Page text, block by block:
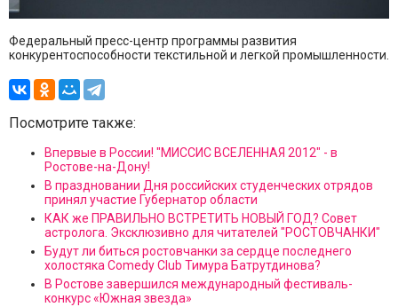
Федеральный пресс-центр программы развития
конкурентоспособности текстильной и легкой промышленности.
Посмотрите также:
Впервые в России! "МИССИС ВСЕЛЕННАЯ 2012" - в
Ростове-на-Дону!
В праздновании Дня российских студенческих отрядов
принял участие Губернатор области
КАК же ПРАВИЛЬНО ВСТРЕТИТЬ НОВЫЙ ГОД? Совет
астролога. Эксклюзивно для читателей "РОСТОВЧАНКИ"
Будут ли биться ростовчанки за сердце последнего
холостяка Comedy Club Тимура Батрутдинова?
В Ростове завершился международный фестиваль-
конкурс «Южная звезда»